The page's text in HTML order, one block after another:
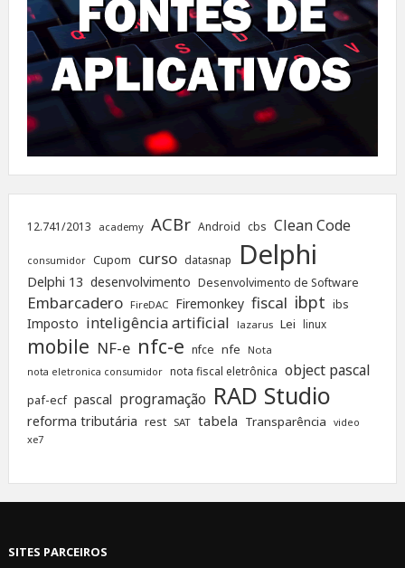
12.741/2013 academy ACBr Android cbs Clean Code
consumidor Cupom curso datasnap Delphi
Delphi 13 desenvolvimento Desenvolvimento de Software
Embarcadero FireDAC Firemonkey fiscal ibpt ibs
Imposto inteligência artificial lazarus Lei linux
mobile NF-e nfc-e nfce nfe Nota
nota eletronica consumidor nota fiscal eletrônica object pascal
paf-ecf pascal programação RAD Studio
reforma tributária rest SAT tabela Transparência video
xe7
SITES PARCEIROS